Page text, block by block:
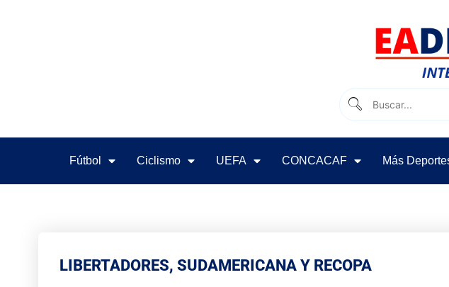
Fútbol Ciclismo UEFA CONCACAF Más
LIBERTADORES, SUDAMERICANA Y RECOPA